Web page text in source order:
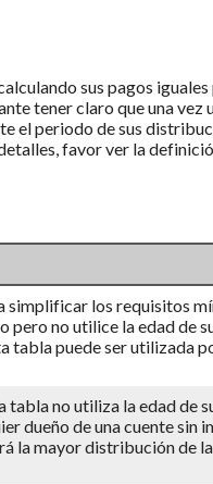
sus pagos
tener claro que una vez
el periodo de sus
favor ver la
simplificar los requisitos
no utilice la edad de
tabla puede ser utilizada
tabla no utiliza la edad de
dueño de una cuente sin
la mayor distribución de